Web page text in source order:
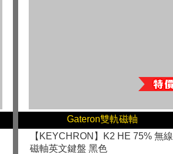
Gateron雙軌磁軸
【KEYCHRON】K2 HE 75% 無線
磁軸英文鍵盤 黑色